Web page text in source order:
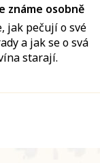
známe osobně
jak pečují o své
a jak se o svá
starají.